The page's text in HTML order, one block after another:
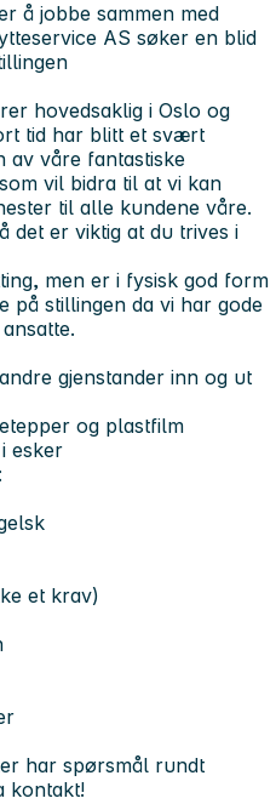
å jobbe sammen med
AS søker en blid
hovedsaklig i Oslo og
tid har blitt et svært
våre fantastiske
vil bidra til at vi kan
til alle kundene våre.
det er viktig at du trives i
men er i fysisk god form
på stillingen da vi har gode
gjenstander inn og ut
og plastfilm
esker
et krav)
har spørsmål rundt
kontakt!